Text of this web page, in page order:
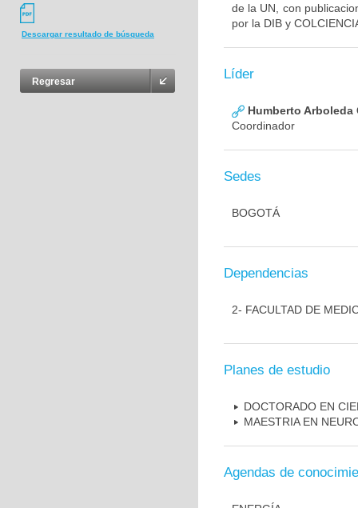
Descargar resultado de búsqueda
Regresar
de la UN, con
por la DIB y
Líder
Humberto Arboleda
Coordinador
Sedes
BOGOTÁ
Dependencias
2- FACULTAD DE
Planes de estudio
DOCTORADO EN
MAESTRIA EN
Agendas de